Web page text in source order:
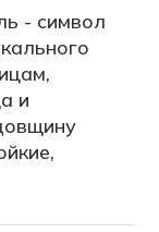
- символ
и